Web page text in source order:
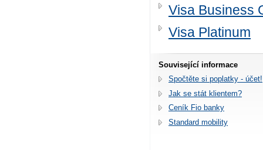
Visa Business
Visa Platinum
Související informace
Spočtěte si poplatky - účet!
Jak se stát klientem?
Ceník Fio banky
Standard mobility